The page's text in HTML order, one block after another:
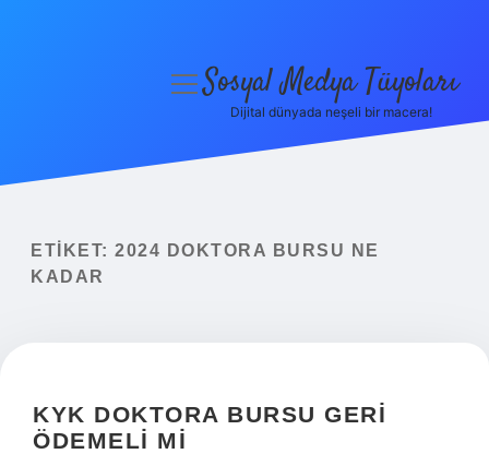
Yasal Uyarı
menüyüSosyal Medya Tüyoları
Dijital dünyada neşeli bir macera!
ETIKET: 2024 DOKTORA BURSU NE
KADAR
KYK DOKTORA BURSU GERI
ÖDEMELI MI